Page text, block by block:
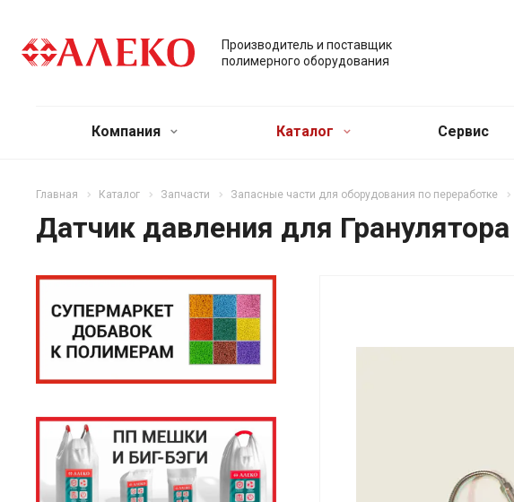
Производитель и поставщик
полимерного оборудования
Компания Каталог Сервис
Главная Каталог Запчасти Запасные части для оборудования по переработке
Датчик давления для Гранулятора